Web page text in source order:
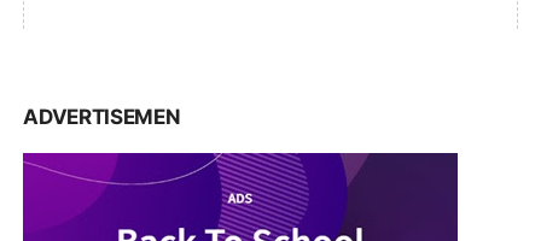
ADVERTISEMEN